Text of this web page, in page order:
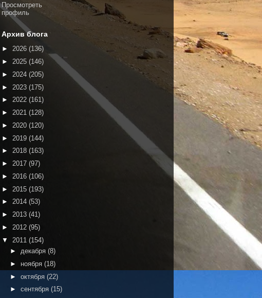
Просмотреть
профиль
Архив блога
► 2026 (136)
► 2025 (146)
► 2024 (205)
► 2023 (175)
► 2022 (161)
► 2021 (128)
► 2020 (120)
► 2019 (144)
► 2018 (163)
► 2017 (97)
► 2016 (106)
► 2015 (193)
► 2014 (53)
► 2013 (41)
► 2012 (95)
▼ 2011 (154)
► декабря (8)
► ноября (18)
► октября (22)
► сентября (15)